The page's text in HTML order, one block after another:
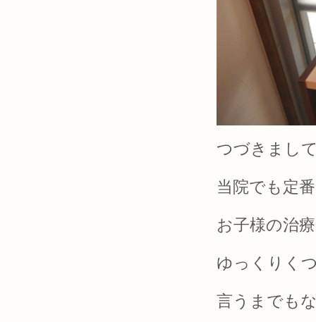
つづきまし
当院でも定
お子様の治
ゆっくりく
言うまでも